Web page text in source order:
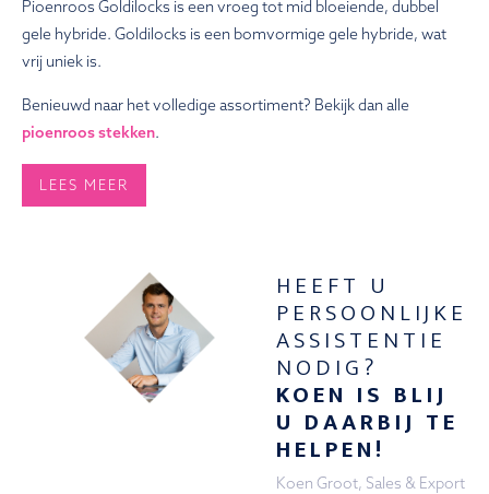
Pioenroos Goldilocks is een vroeg tot mid bloeiende, dubbel
gele hybride. Goldilocks is een bomvormige gele hybride, wat
vrij uniek is.
Benieuwd naar het volledige assortiment? Bekijk dan alle
pioenroos stekken.
LEES MEER
HEEFT U
PERSOONLIJKE
ASSISTENTIE
NODIG?
KOEN IS BLIJ
U DAARBIJ TE
HELPEN!
Koen Groot, Sales & Export